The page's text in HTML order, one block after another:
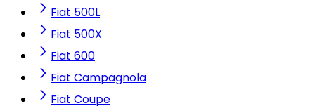
Fiat 500L
Fiat 500X
Fiat 600
Fiat Campagnola
Fiat Coupe